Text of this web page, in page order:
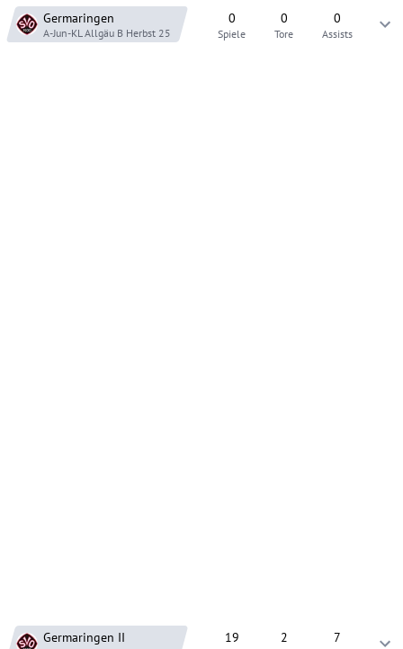
Germaringen
A-Jun-KL Allgäu B Herbst 25
0
Spiele
0
Tore
0
Assists
Germaringen II 19 2 7